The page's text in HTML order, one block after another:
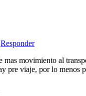
Responder
mas movimiento al
pre viaje, por lo menos